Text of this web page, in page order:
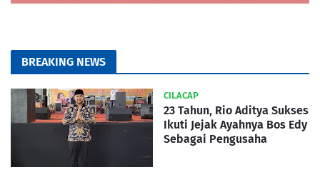
BREAKING NEWS
CILACAP
23 Tahun, Rio Aditya Sukses
Ikuti Jejak Ayahnya Bos Edy
Sebagai Pengusaha